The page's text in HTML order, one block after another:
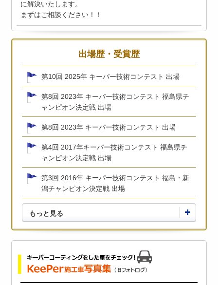
に解決いたします。
まずはご相談ください！！
出場歴・受賞歴
第10回 2025年 キーパー技術コンテスト 出場
第8回 2023年 キーパー技術コンテスト 福島県チ
ャンピオン決定戦 出場
第8回 2023年 キーパー技術コンテスト 出場
第4回 2017年キーパー技術コンテスト 福島県チ
ャンピオン決定戦 出場
第3回 2016年 キーパー技術コンテスト 福島・新
潟チャンピオン決定戦 出場
もっと見る